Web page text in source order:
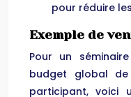
pour réduire
Exemple de
Pour un
budget global
participant, voici